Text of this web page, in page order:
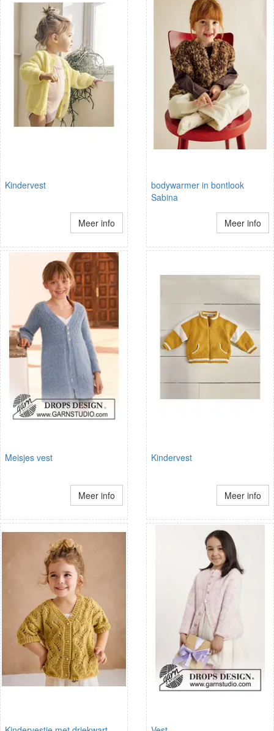
Kindervest
Meer info
bodywarmer in bontlook
Sabina
Meer info
Meisjes vest
Meer info
Kindervest
Meer info